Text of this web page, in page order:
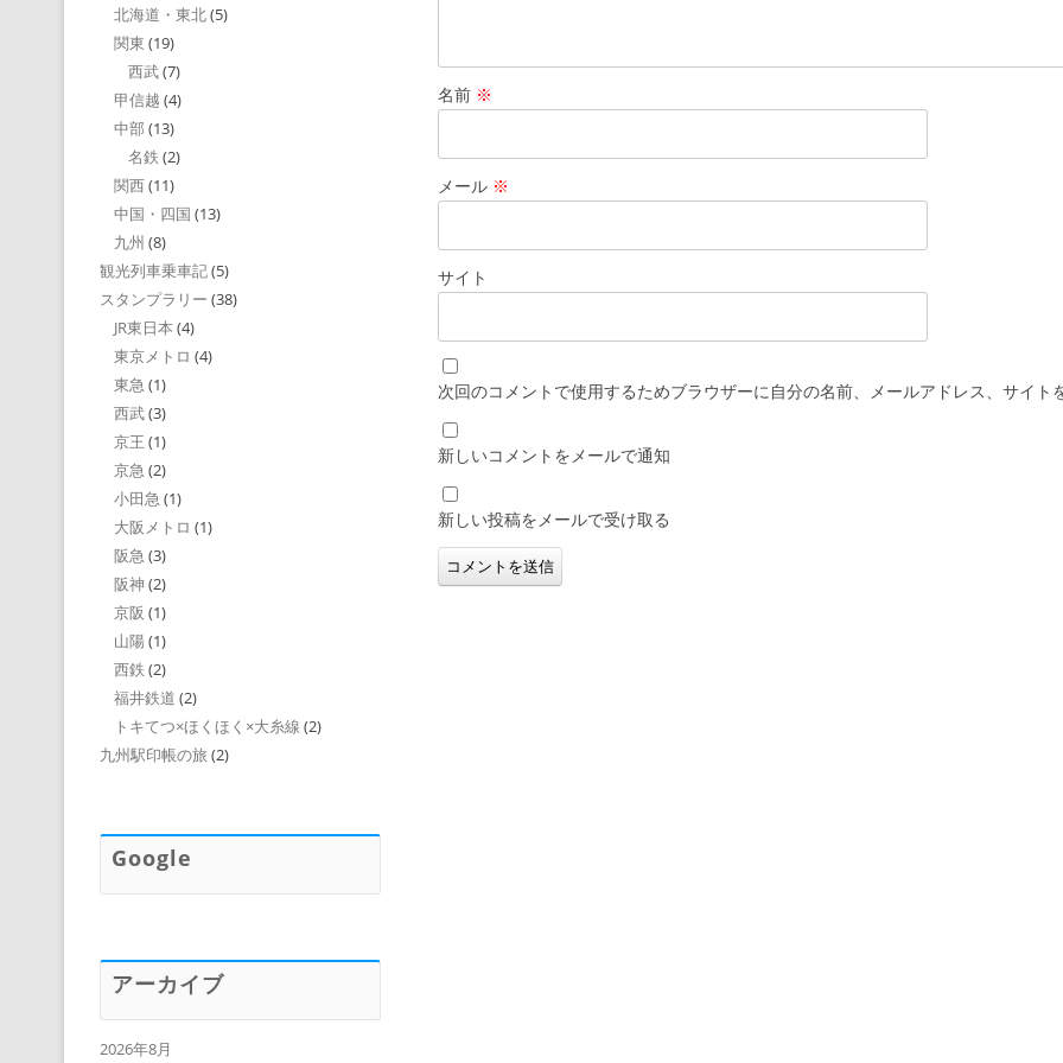
名前 ※
メール ※
サイト
次回のコメントで使用するためブラウザーに自分の名前、メールアドレス、サイト
新しいコメントをメールで通知
新しい投稿をメールで受け取る
北海道・東北(5)
関東 (19)
西武(7)
甲信越 (4)
中部 (13)
名鉄 (2)
関西(11)
中国・四国 (13)
九州 (8)
観光列車乗車記(5)
スタンプラリー (38)
JR東日本 (4)
東京メトロ (4)
東急 (1)
西武(3)
京王 (1)
京急 (2)
小田急 (1)
大阪メトロ (1)
阪急 (3)
阪神 (2)
京阪 (1)
山陽 (1)
西鉄 (2)
福井鉄道 (2)
トキてつ×ほくほく×大糸線 (2)
九州駅印帳の旅 (2)
Google
アーカイブ
2026年8月